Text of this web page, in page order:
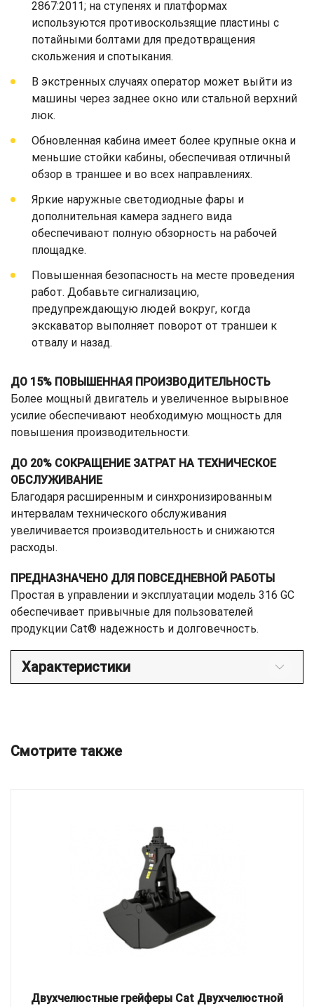
2867:2011; на ступенях и платформах
используются противоскользящие пластины с
потайными болтами для предотвращения
скольжения и спотыкания.
В экстренных случаях оператор может выйти из
машины через заднее окно или стальной верхний
люк.
Обновленная кабина имеет более крупные окна и
меньшие стойки кабины, обеспечивая отличный
обзор в траншее и во всех направлениях.
Яркие наружные светодиодные фары и
дополнительная камера заднего вида
обеспечивают полную обзорность на рабочей
площадке.
Повышенная безопасность на месте проведения
работ. Добавьте сигнализацию,
предупреждающую людей вокруг, когда
экскаватор выполняет поворот от траншеи к
отвалу и назад.
ДО 15% ПОВЫШЕННАЯ ПРОИЗВОДИТЕЛЬНОСТЬ
Более мощный двигатель и увеличенное вырывное
усилие обеспечивают необходимую мощность для
повышения производительности.
ДО 20% СОКРАЩЕНИЕ ЗАТРАТ НА ТЕХНИЧЕСКОЕ
ОБСЛУЖИВАНИЕ
Благодаря расширенным и синхронизированным
интервалам технического обслуживания
увеличивается производительность и снижаются
расходы.
ПРЕДНАЗНАЧЕНО ДЛЯ ПОВСЕДНЕВНОЙ РАБОТЫ
Простая в управлении и эксплуатации модель 316 GC
обеспечивает привычные для пользователей
продукции Cat® надежность и долговечность.
Характеристики
Смотрите также
Двухчелюстные грейферы Cat Двухчелюстной